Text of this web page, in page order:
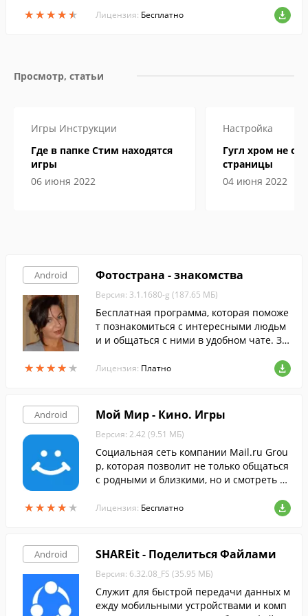
★★★★★
★★★★★ Лицензия: Бесплатно
Просмотр, статьи
Игры Инструкции
Где в папке Стим находятся
игры
06 июня 2022
Настройка
Гугл хром не
страницы
04 июня 2022
Android
★★★★★
★★★★★
Фотострана - знакомства
Версия: 3.1.1680-g (187.65 МБ)
Бесплатная программа, которая поможе
т познакомиться с интересными людьм
и и общаться с ними в удобном чате. Зн
овыми знакомыми еще не было так про
сто. Фотострана поможет найти взаимну
Лицензия: Платно
Android
★★★★★
★★★★★
Мой Мир - Кино. Игры
Версия: 2.42 (9.51 МБ)
Социальная сеть компании Mail.ru Grou
p, которая позволит не только общаться
с родными и близкими, но и смотреть т
ачестве совершенно бесплатно.
Лицензия: Бесплатно
Android SHAREit - Поделиться Файлами
Версия: 6.32.08_FS (35.95 МБ)
Служит для быстрой передачи данных м
ежду мобильными устройствами и комп